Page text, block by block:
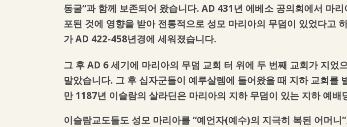
동굴”과 함께 보존되어 왔습니다. AD 431년 에베소 공의회에서 마
포된 것에 영향을 받아 전통적으로 성모 마리아의 무덤이 있었다고
가 AD 422-458년경에 세워졌습니다.
그 후 AD 6 세기에 마리아의 무덤 교회 터 위에 두 번째 교회가 지
말았습니다. 그 후 십자군들이 예루살렘에 들어왔을 때 지하 교회
만 1187년 이슬람의 살라딘은 마리아의 지하 무덤이 있는 지하 예
이슬람교도들도 성모 마리아를 “예언자(예수)의 지극히 복된 어머